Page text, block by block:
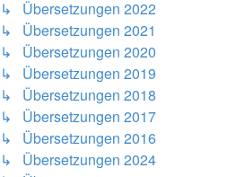
↳ Übersetzungen 2022
↳ Übersetzungen 2021
↳ Übersetzungen 2020
↳ Übersetzungen 2019
↳ Übersetzungen 2018
↳ Übersetzungen 2017
↳ Übersetzungen 2016
↳ Übersetzungen 2024